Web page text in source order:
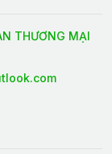
THƯƠNG MẠI